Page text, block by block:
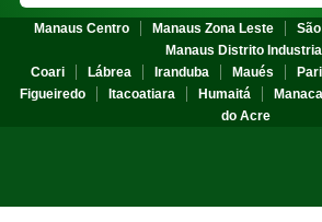
Manaus Centro Manaus Zona Leste
Manaus Distrito Industrial
Coari
Lábrea Iranduba Maués
Figueiredo
Itacoatiara Humaitá
do Acre